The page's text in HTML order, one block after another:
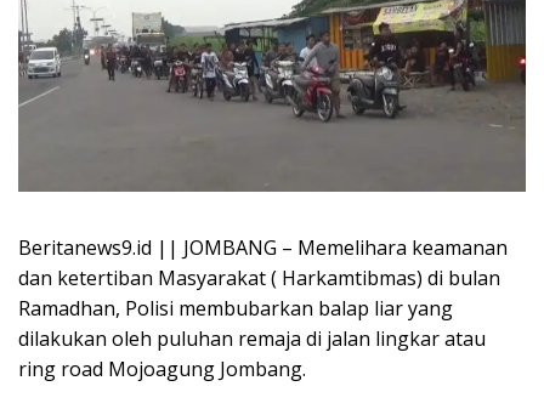
Beritanews9.id || JOMBANG – Memelihara keamanan
dan ketertiban Masyarakat ( Harkamtibmas) di bulan
Ramadhan, Polisi membubarkan balap liar yang
dilakukan oleh puluhan remaja di jalan lingkar atau
ring road Mojoagung Jombang.